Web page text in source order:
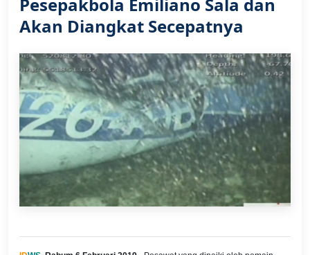
Akan Diangkat Secepatnya